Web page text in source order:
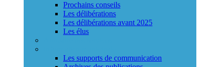
Prochains conseils
Les délibérations
Les délibérations avant 2025
Les élus
Les supports de communication